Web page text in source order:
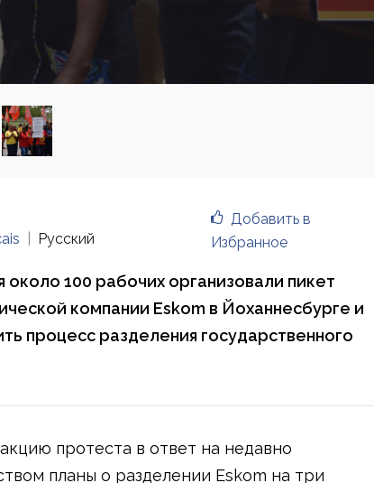
Добавить в
Избранное
Русский
около 100 рабочих организовали пикет
компании Eskom в Йоханнесбурге и
процесс разделения государственного
протеста в ответ на недавно
планы о разделении Eskom на три